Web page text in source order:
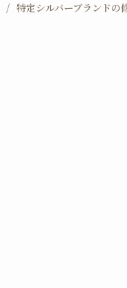
特定シルバーブランドの